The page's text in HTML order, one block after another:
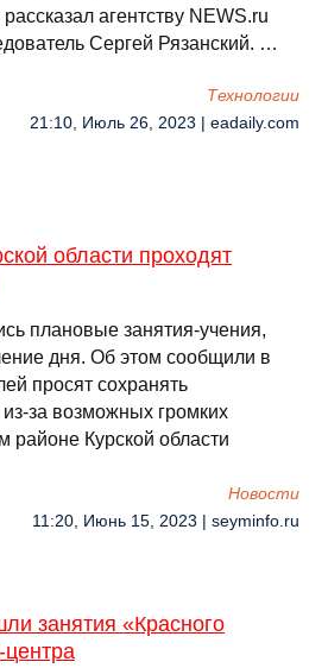
агентству NEWS.ru
Сергей Рязанский. …
Технологии
21:10, Июль 26, 2023 | eadaily.com
области проходят
плановые занятия-учения,
дня. Об этом сообщили в
просят сохранять
за возможных громких
районе Курской области
Новости
11:20, Июнь 15, 2023 | seyminfo.ru
занятия «Красного